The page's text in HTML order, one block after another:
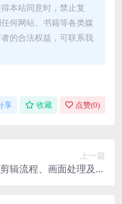
本站同意时，禁止复
何网站、书籍等各类媒
的合法权益，可联系我
享 收藏 点赞(0)
上一篇
辑流程、画面处理及封